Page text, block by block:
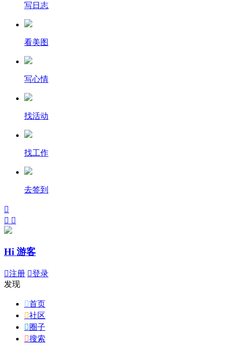
写日志
看美图
写心情
找活动
找工作
去签到

 
Hi 游客
注册 登录
发现
首页
社区
 圈子
搜索